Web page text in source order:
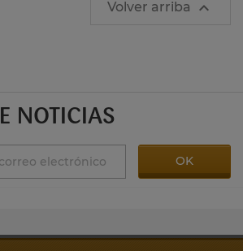
Volver arriba 
NOTICIAS